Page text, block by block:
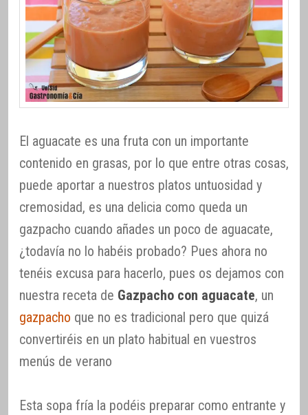
El aguacate es una fruta con un importante
contenido en grasas, por lo que entre otras cosas,
puede aportar a nuestros platos untuosidad y
cremosidad, es una delicia como queda un
gazpacho cuando añades un poco de aguacate,
¿todavía no lo habéis probado? Pues ahora no
tenéis excusa para hacerlo, pues os dejamos con
nuestra receta de Gazpacho con aguacate, un
gazpacho que no es tradicional pero que quizá
convertiréis en un plato habitual en vuestros
menús de verano
Esta sopa fría la podéis preparar como entrante y